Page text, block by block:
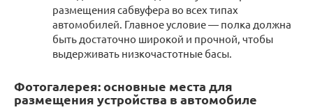
размещения сабвуфера во всех типах
автомобилей. Главное условие — полка должна
быть достаточно широкой и прочной, чтобы
выдерживать низкочастотные басы.
Фотогалерея: основные места для
размещения устройства в автомобиле